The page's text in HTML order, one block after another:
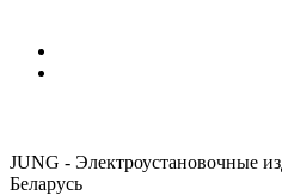
JUNG - Электроустановочные
Беларусь